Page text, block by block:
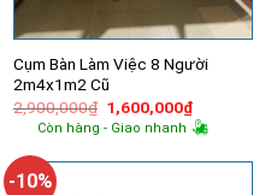
Cụm Bàn Làm Việc 8 Người
2m4x1m2 Cũ
2,900,000₫ Giá
gốc
là:
1,600,000₫Giá
hiện
tại
Còn hàng - Giao nhanh
-10%